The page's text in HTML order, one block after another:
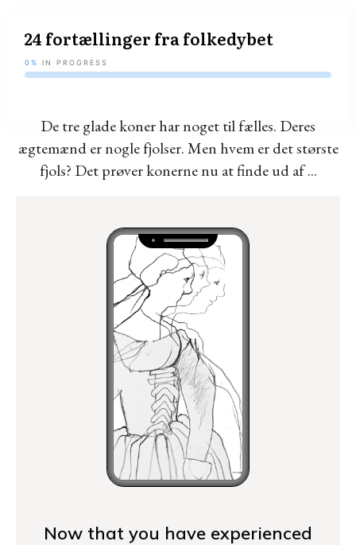
De tre glade koner har noget til fælles. Deres
ægtemænd er nogle fjolser. Men hvem er det største
fjols? Det prøver konerne nu at finde ud af ...
Now that you have experienced
24 fortællinger fra folkedybet
0% IN PROGRESS